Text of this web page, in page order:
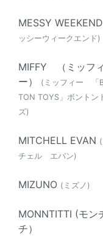
MESSY WEEKEND
ッシーウィークエンド)
MIFFY （ミッフィ
ー）
(ミッフィー 「
TON TOYS」ボントン
ズ)
MITCHELL EVAN
チェル エバン)
MIZUNO (ミズノ)
MONNTITTI (モン
チ）